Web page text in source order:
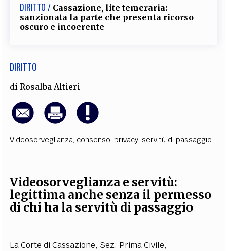
DIRITTO / Cassazione, lite temeraria:
sanzionata la parte che presenta ricorso
oscuro e incoerente
DIRITTO
diRosalba Altieri
Videosorveglianza, consenso, privacy,servitù di passaggio
Videosorveglianza e servitù:
legittima anche senza il permesso
di chi ha la servitù di passaggio
La Corte di Cassazione, Sez. Prima Civile,